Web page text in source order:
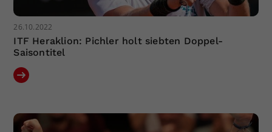
26.10.2022
ITF Heraklion: Pichler holt siebten Doppel-
Saisontitel